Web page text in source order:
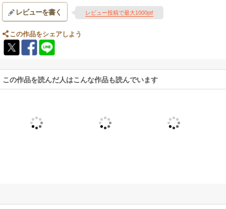
レビューを書く レビュー投稿で最大1000pt!
この作品をシェアしよう
この作品を読んだ人はこんな作品も読んでいます